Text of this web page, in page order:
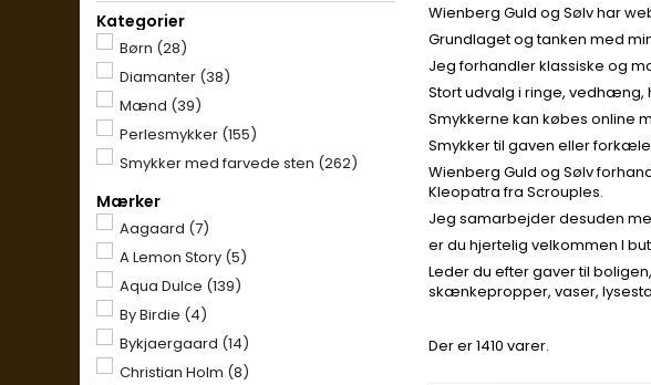
Kategorier
Børn (28)
Diamanter (38)
Mænd (39)
Perlesmykker (155)
Smykker med farvede sten (262)
Mærker
Aagaard (7)
A Lemon Story (5)
Aqua Dulce (139)
By Birdie (4)
Bykjaergaard (14)
Christian Holm (8)
Wienberg Guld og Sølv har
Grundlaget og tanken med
Jeg forhandler klassiske og
Stort udvalg i ringe,
Smykkerne kan købes online
Smykker til gaven eller
Wienberg Guld og Sølv
Kleopatra fra Scrouples.
Jeg samarbejder desuden
er du hjertelig velkommen I
Leder du efter gaver til
skænkepropper, vaser,
Der er 1410 varer.